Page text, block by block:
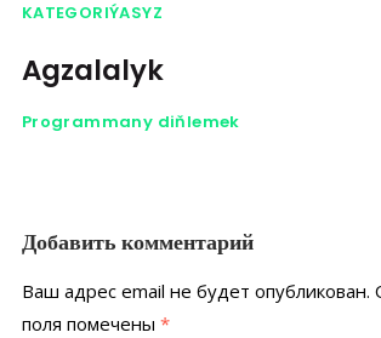
KATEGORIÝASYZ
Agzalalyk
Programmany diňlemek
Добавить комментарий
Ваш адрес email не будет опубликован.
поля помечены *